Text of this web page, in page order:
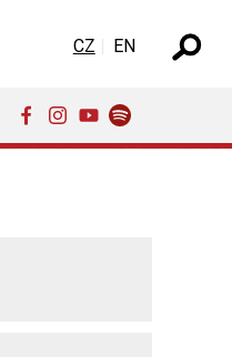
Zvolte jazyk
CZ EN